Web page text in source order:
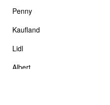
Penny
Kaufland
Lidl
Albert